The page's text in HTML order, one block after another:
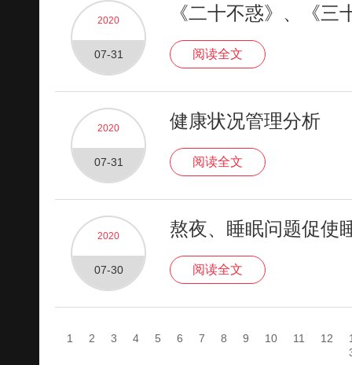
2020
07-31
《二十不惑》、《
阅读全文
2020
07-31
健康状况管理分析
阅读全文
2020
07-30
熬夜、睡眠问题促使
阅读全文
1 2 3 4 5 6 7 8 9 10 11 12